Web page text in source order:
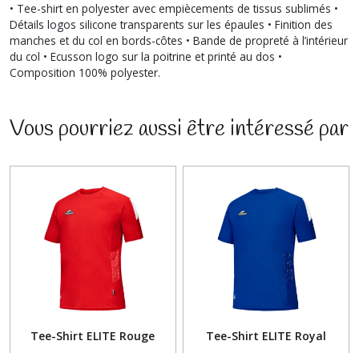
• Tee-shirt en polyester avec empiècements de tissus sublimés •
Détails logos silicone transparents sur les épaules • Finition des
manches et du col en bords-côtes • Bande de propreté à l’intérieur
du col • Ecusson logo sur la poitrine et printé au dos •
Composition 100% polyester.
Vous pourriez aussi être intéressé par
Tee-Shirt ELITE Rouge Tee-Shirt ELITE Royal